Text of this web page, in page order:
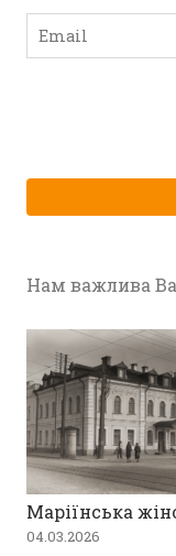
Нам важлива
Маріїнська
04.03.2026